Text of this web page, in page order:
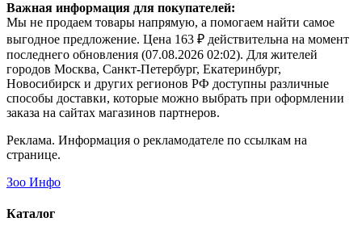
Важная информация для покупателей:
Мы не продаем товары напрямую, а помогаем найти самое
выгодное предложение. Цена 163 ₽ действительна на момент
последнего обновления (07.08.2026 02:02). Для жителей
городов Москва, Санкт-Петербург, Екатеринбург,
Новосибирск и других регионов РФ доступны различные
способы доставки, которые можно выбрать при оформлении
заказа на сайтах магазинов партнеров.
Реклама. Информация о рекламодателе по ссылкам на
странице.
Зоо Инфо
Каталог